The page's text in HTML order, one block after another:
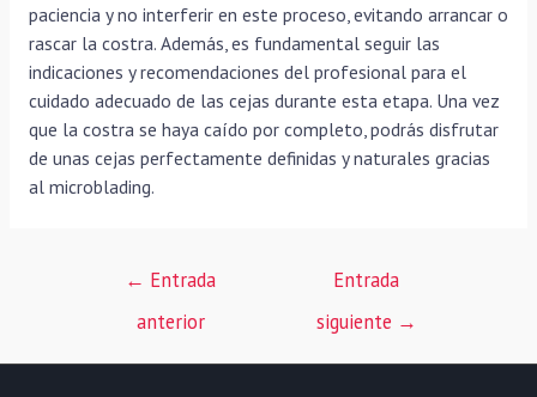
paciencia y no interferir en este proceso, evitando arrancar o
rascar la costra. Además, es fundamental seguir las
indicaciones y recomendaciones del profesional para el
cuidado adecuado de las cejas durante esta etapa. Una vez
que la costra se haya caído por completo, podrás disfrutar
de unas cejas perfectamente definidas y naturales gracias
al microblading.
Navegación
entradas
← Entrada
anterior
Entrada
siguiente →